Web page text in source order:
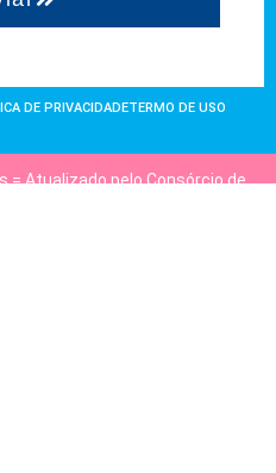
DE PRIVACIDADETERMO DE USO
= Atualizado pelo Consórcio de